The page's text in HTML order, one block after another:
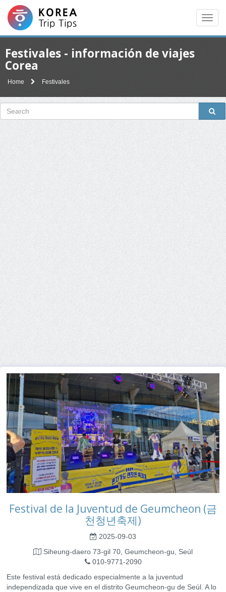
Festivales - información de viajes
Corea
Home Festivales
Festival de la Juventud de Geumcheon (금
천청년축제)
2025-09-03
Siheung-daero 73-gil 70, Geumcheon-gu, Seúl
010-9771-2090
Este festival está dedicado especialmente a la juventud
independizada que vive en el distrito Geumcheon-gu de Seúl. A lo